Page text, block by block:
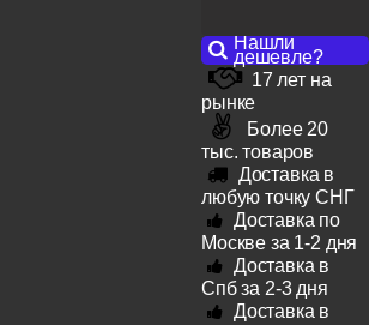
Нашли
дешевле?
17 лет на
рынке
Более 20
тыс. товаров
Доставка в
любую точку СНГ
Доставка по
Москве за 1-2 дня
Доставка в
Спб за 2-3 дня
Доставка в